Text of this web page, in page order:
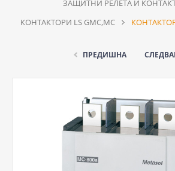
ЗАЩИТНИ РЕЛЕТА И
КОНТАКТОРИ LS GMC,MC
КОНТАКТОР
ПРЕДИШНА